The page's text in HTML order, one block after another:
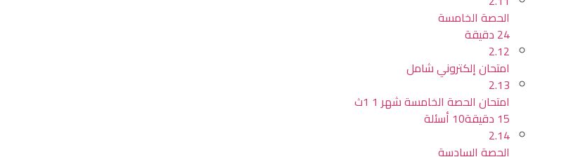
الحصة الخامسة
24 دقيقة
2.12
امتحان إلكتروني شامل
2.13
امتحان الحصة الخامسة شهر 1 1ث
15 دقيقة
10 أسئلة
2.14
الحصة السادسة